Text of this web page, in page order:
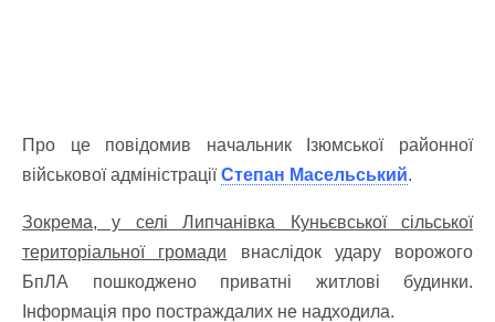
Про це повідомив начальник Ізюмської районної
військової адміністраціїСтепан Масельський.
Зокрема, у селі Липчанівка Куньєвської сільської
територіальної громади внаслідок удару ворожого
БпЛА пошкоджено приватні житлові будинки.
Інформація про постраждалих не надходила.